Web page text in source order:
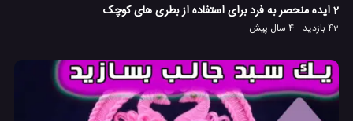
2 ایده منحصر به فرد برای استفاده از بطری های کوچک
42 بازدید 4 سال پیش